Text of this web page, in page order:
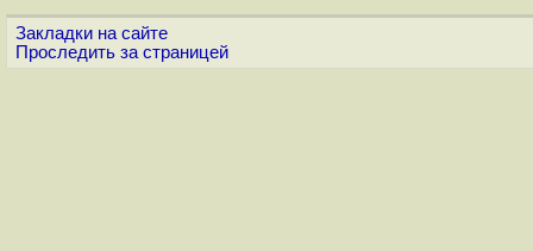
Закладки на сайте
Проследить за страницей